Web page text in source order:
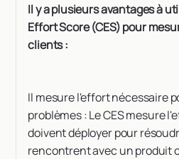
Il y a plusieurs avantages à
Effort Score (CES) pour
clients :
Il mesure l'effort nécessaire
problèmes : Le CES mesure
doivent déployer pour
rencontrent avec un produit